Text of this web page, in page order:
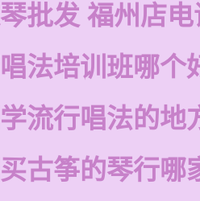
批发 福州店
法培训班哪个
流行唱法的地
古筝的琴行哪